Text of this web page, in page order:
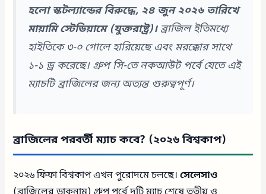
হলো স্কটল্যান্ডের বিরুদ্ধে, ২৪ জুন ২০২৬ তারিখে
মায়ামি স্টেডিয়ামে (যুক্তরাষ্ট্র)।ব্রাজিল ইতিমধ্যে
হাইতিকে ৩-০ গোলে হারিয়েছে এবং মরক্কোর সাথে
১-১ ড্র করেছে। গ্রুপ সি-তে নকআউট পর্বে যেতে এই
ম্যাচটি ব্রাজিলের জন্য অত্যন্ত গুরুত্বপূর্ণ।
ব্রাজিলের পরবর্তী ম্যাচ কবে? (২০২৬ বিশ্বকাপ)
২০২৬ ফিফা বিশ্বকাপ এখন পুরোদমে চলছে।সেলেসাও